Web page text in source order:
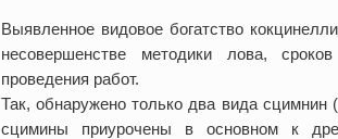
Выявленное видовое богатство
несовершенстве методики лова,
проведения работ.
Так, обнаружено только два вида сцимнин
сцимины приурочены в основном к